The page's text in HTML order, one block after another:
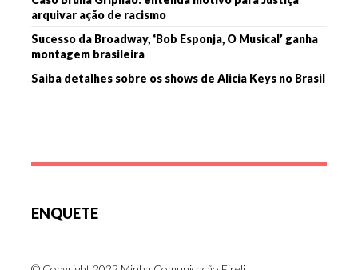
arquivar ação de racismo
Sucesso da Broadway, ‘Bob Esponja, O Musical’ ganha
montagem brasileira
Saiba detalhes sobre os shows de Alicia Keys no Brasil
ENQUETE